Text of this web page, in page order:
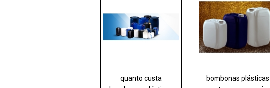
quanto custa
bombonas plásticas